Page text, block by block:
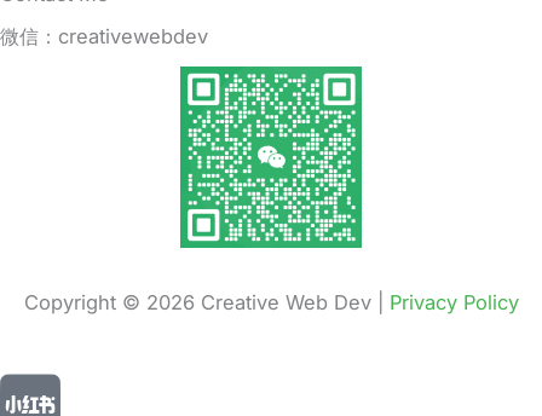
微信：creativewebdev
Copyright © 2026 Creative Web Dev | Privacy Policy